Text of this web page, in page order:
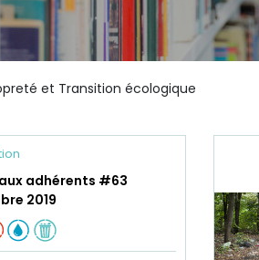
et Transition écologique
adhérents #63
2019